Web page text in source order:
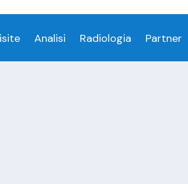
Analisi Radiologia Partner